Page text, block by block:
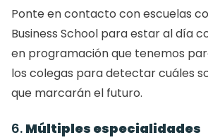
Ponte en contacto con escuelas
Business School para estar al día
en programación que tenemos
los colegas para detectar cuáles
que marcarán el futuro.
6. Múltiples especialidades